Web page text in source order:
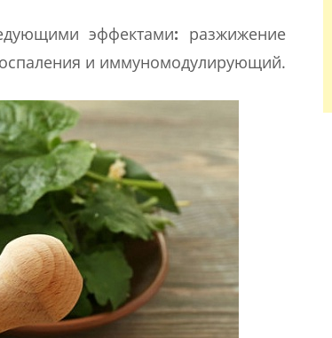
эффектами: разжижение
и иммуномодулирующий.